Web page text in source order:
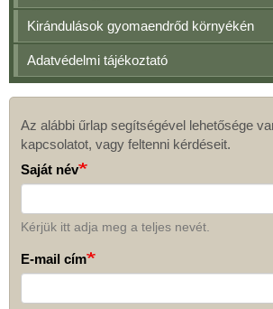
Kirándulások gyomaendrőd környékén
Adatvédelmi tájékoztató
Kapcsolat
Az alábbi űrlap segítségével lehetősége
kapcsolatot, vagy feltenni kérdéseit.
Saját név
Kérjük itt adja meg a teljes nevét.
E-mail cím